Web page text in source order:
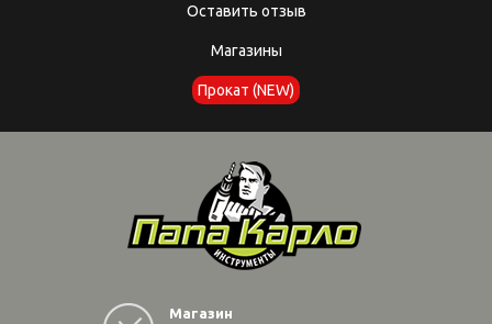
Оставить отзыв
Магазины
Прокат (NEW)
Магазин